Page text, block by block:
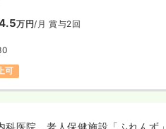
万円/月 賞与2回
可
科医院、老人保健施設「ふれん